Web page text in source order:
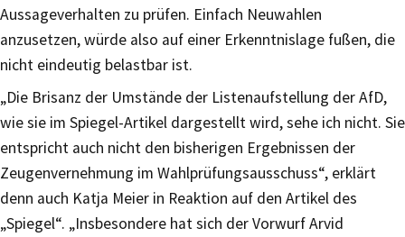
Aussageverhalten zu prüfen. Einfach Neuwahlen
anzusetzen, würde also auf einer Erkenntnislage fußen, die
nicht eindeutig belastbar ist.
„Die Brisanz der Umstände der Listenaufstellung der AfD,
wie sie im Spiegel-Artikel dargestellt wird, sehe ich nicht. Sie
entspricht auch nicht den bisherigen Ergebnissen der
Zeugenvernehmung im Wahlprüfungsausschuss“, erklärt
denn auch Katja Meier in Reaktion auf den Artikel des
„Spiegel“. „Insbesondere hat sich der Vorwurf Arvid